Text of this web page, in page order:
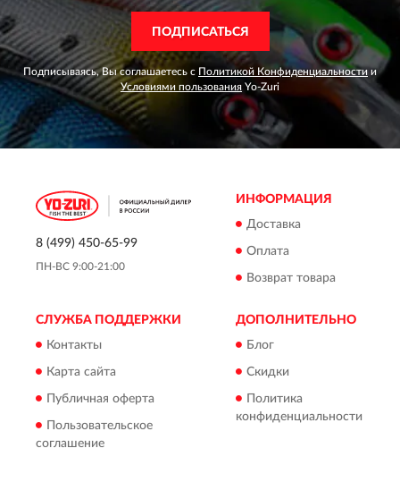
ПОДПИСАТЬСЯ
Подписываясь, Вы соглашаетесь с Политикой Конфиденциальности и
Условиями пользования Yo-Zuri
8 (499) 450-65-99
ПН-ВС 9:00-21:00
ИНФОРМАЦИЯ
Доставка
Оплата
Возврат товара
СЛУЖБА ПОДДЕРЖКИ
Контакты
Карта сайта
Публичная оферта
Пользовательское
соглашение
ДОПОЛНИТЕЛЬНО
Блог
Скидки
Политика
конфиденциальности